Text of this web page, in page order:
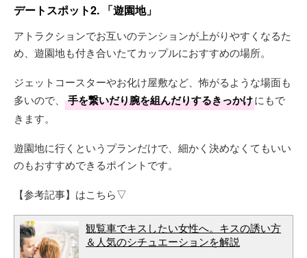
デートスポット2. 「遊園地」
アトラクションでお互いのテンションが上がりやすくなるた
め、遊園地も付き合いたてカップルにおすすめの場所。
ジェットコースターやお化け屋敷など、怖がるような場面も
多いので、
手を繋いだり腕を組んだりするきっかけにもで
きます。
遊園地に行くというプランだけで、細かく決めなくてもいい
のもおすすめできるポイントです。
【参考記事】はこちら▽
観覧車でキスしたい女性へ。キスの誘い方
＆人気のシチュエーションを解説